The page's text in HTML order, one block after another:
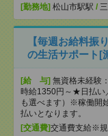
[勤務地] 松山市駅駅 /
【毎週お給料振
の生活サポート[
[給 与] 無資格未経験
時給1350円～★日払い
も選べます）※稼働開
払いとなります。
[交通費]交通費支給※